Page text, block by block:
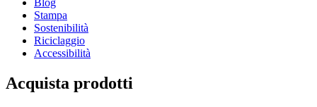
Stampa
Sostenibilità
Riciclaggio
Accessibilità
Acquista prodotti